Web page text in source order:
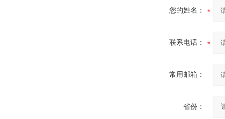
您的姓名：
联系电话：
常用邮箱：
省份：